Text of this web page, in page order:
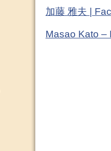
加藤 雅夫 |
Masao Kato –